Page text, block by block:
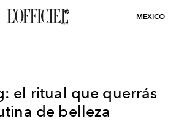
MEXICO
el ritual que querrás
de belleza